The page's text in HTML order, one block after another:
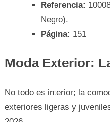
Referencia:
Negro).
Página: 151
Moda Exterior:
No todo es interior; la
exteriores ligeras y